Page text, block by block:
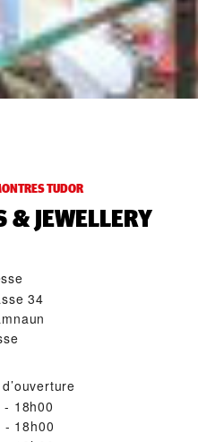
TUDOR
& JEWELLERY‬
34
- 18h00
- 18h00